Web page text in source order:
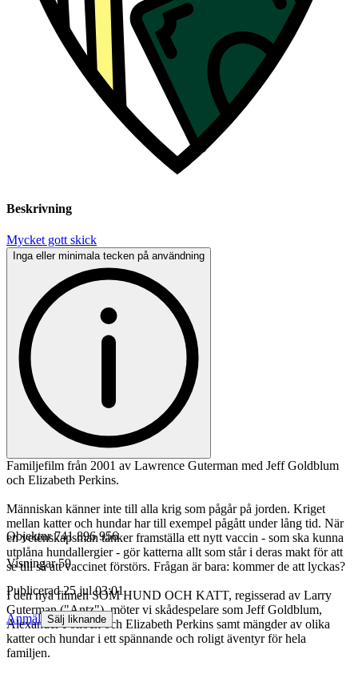
Beskrivning
Mycket gott skick
Inga eller minimala tecken på användning
Familjefilm från 2001 av Lawrence Guterman med Jeff Goldblum
och Elizabeth Perkins.
Människan känner inte till alla krig som pågår på jorden. Kriget
mellan katter och hundar har till exempel pågått under lång tid. När
en vetenskapsman tänker framställa ett nytt vaccin - som ska kunna
utplåna hundallergier - gör katterna allt som står i deras makt för att
se till så att vaccinet förstörs. Frågan är bara: kommer de att lyckas?
I den nya filmen SOM HUND OCH KATT, regisserad av Larry
Guterman ("Antz"), möter vi skådespelare som Jeff Goldblum,
Alexander Pollock och Elizabeth Perkins samt mängder av olika
katter och hundar i ett spännande och roligt äventyr för hela
familjen.
Objektnr 741 896 956
Visningar 59
Publicerad 25 jul 03:01
Anmäl Sälj liknande